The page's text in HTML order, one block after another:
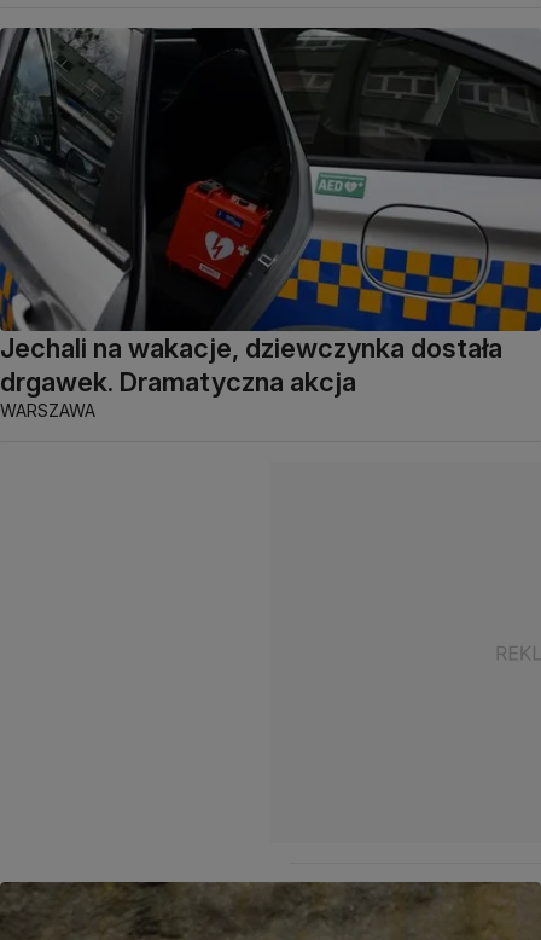
Jechali na wakacje, dziewczynka dostała
drgawek. Dramatyczna akcja
WARSZAWA